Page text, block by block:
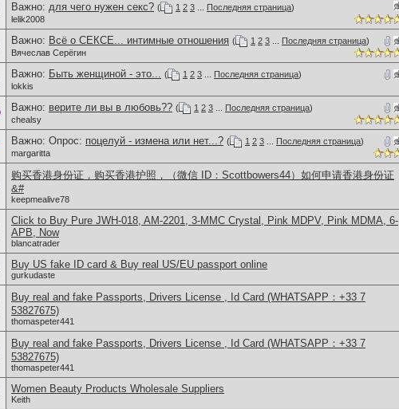
Важно: для чего нужен секс? ( 1 2 3 Последняя страница)
lelik2008
Важно: Всё о СЕКСЕ... интимные отношения ( 1 2 3 Последняя страница)
Вячеслав Серёгин
Важно: Быть женщиной - это... ( 1 2 3 Последняя страница)
lokkis
Важно: верите ли вы в любовь?? ( 1 2 3 Последняя страница)
chealsy
Важно: Опрос: поцелуй - измена или нет...? ( 1 2 3 Последняя страница)
margaritta
购买香港身份证，购买香港护照，（微信 ID：Scottbowers44）如何申请香港身份证
&#
keepmealive78
Click to Buy Pure JWH-018, AM-2201, 3-MMC Crystal, Pink MDPV, Pink MDMA, 6-
APB, Now
blancatrader
Buy US fake ID card & Buy real US/EU passport online
gurkudaste
Buy real and fake Passports, Drivers License , Id Card (WHATSAPP：+33 7
53827675)
thomaspeter441
Buy real and fake Passports, Drivers License , Id Card (WHATSAPP：+33 7
53827675)
thomaspeter441
Women Beauty Products Wholesale Suppliers
Keith